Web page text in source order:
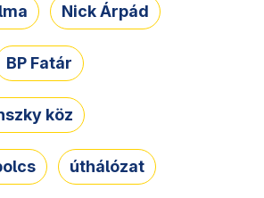
Nick Árpád
BP Fatár
köz
úthálózat